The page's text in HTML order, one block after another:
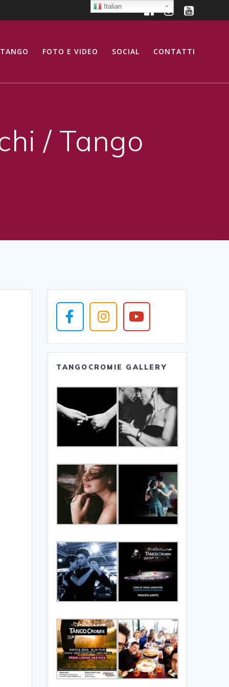
FOTO E VIDEO SOCIAL CONTATTI
/ Tango
TANGOCROMIE GALLERY
Italian